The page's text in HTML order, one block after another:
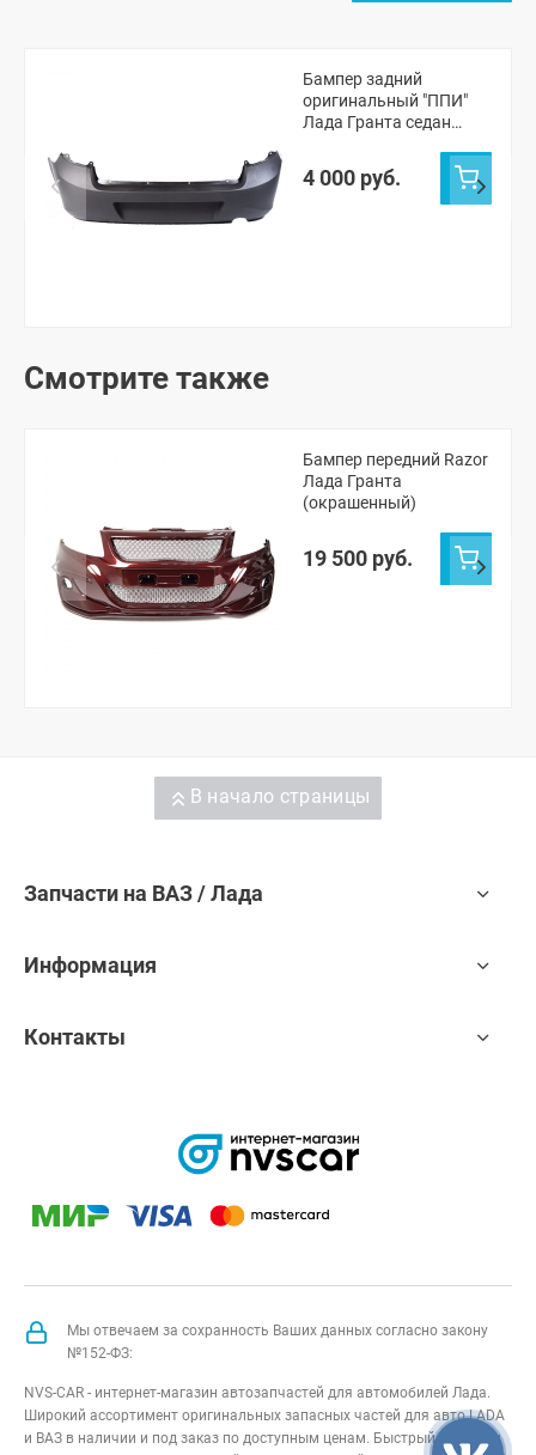
Бампер задний
оригинальный "ППИ"
Лада Гранта седан
4 000 руб.
Смотрите также
Бампер передний Razor
Лада Гранта
(окрашенный)
19 500 руб.
В начало страницы
Запчасти на ВАЗ / Лада
Информация
Контакты
Мы отвечаем за сохранность Ваших данных согласно закону
№152-ФЗ:
NVS-CAR - интернет-магазин автозапчастей для автомобилей Лада.
Широкий ассортимент оригинальных запасных частей для авто LADA
и ВАЗ в наличии и под заказ по доступным ценам. Быстрый подбор и